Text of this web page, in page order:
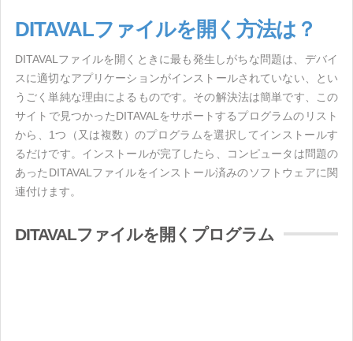
DITAVALファイルを開く方法は？
DITAVALファイルを開くときに最も発生しがちな問題は、デバイ
スに適切なアプリケーションがインストールされていない、とい
うごく単純な理由によるものです。その解決法は簡単です、この
サイトで見つかったDITAVALをサポートするプログラムのリスト
から、1つ（又は複数）のプログラムを選択してインストールす
るだけです。インストールが完了したら、コンピュータは問題の
あったDITAVALファイルをインストール済みのソフトウェアに関
連付けます。
DITAVALファイルを開くプログラム